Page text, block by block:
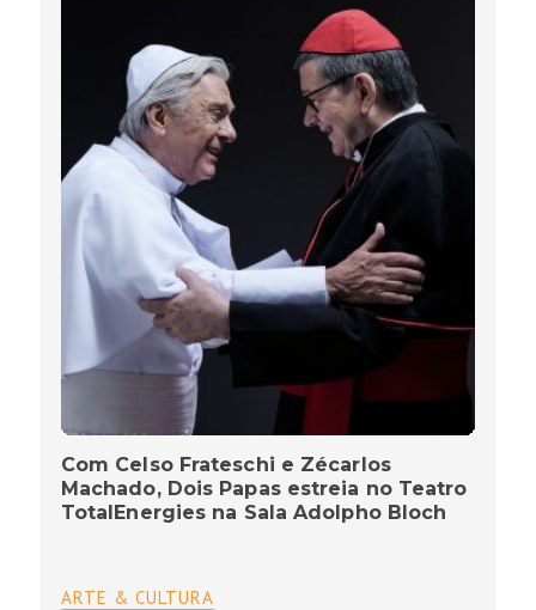
Com Celso Frateschi e Zécarlos
Machado, Dois Papas estreia no Teatro
TotalEnergies na Sala Adolpho Bloch
ARTE & CULTURA